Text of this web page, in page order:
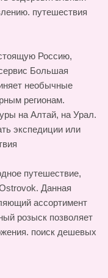
путешествия
Россию,
Большая
необычные
регионам.
на Алтай, на Урал.
экспедиции или
путешествие,
Данная
ассортимент
розыск позволяет
поиск дешевых